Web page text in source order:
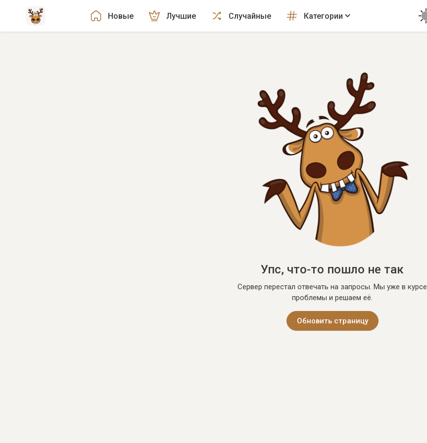
Новые Лучшие Случайные Категории
Упс, что-то пошло не так
Сервер перестал отвечать на запросы. Мы уже в курсе
проблемы и решаем её.
Обновить страницу